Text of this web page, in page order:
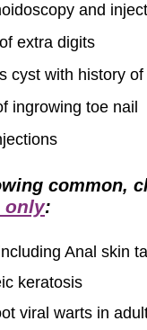
and
extra digits
cyst with history
ingrowing toe nail
common,
only:
Anal skin
keratosis
viral warts in